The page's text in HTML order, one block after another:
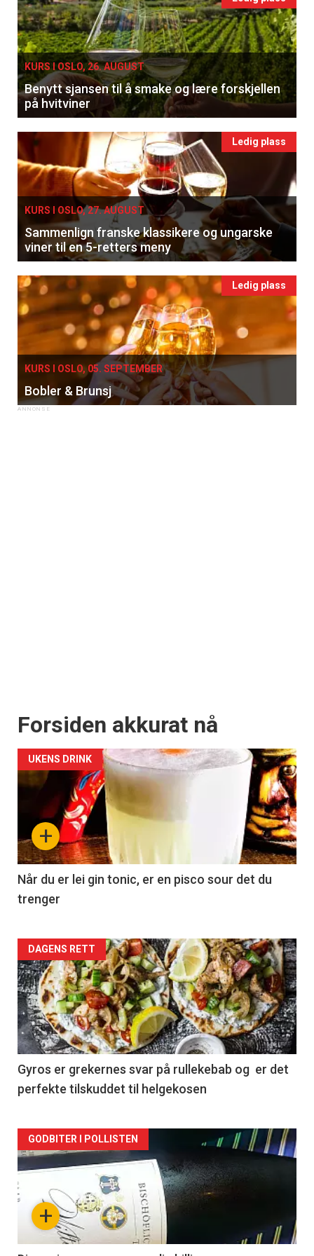
KURS I OSLO, 26. AUGUST
Benytt sjansen til å smake og lære forskjellen
på hvitviner
Ledig plass
KURS I OSLO, 27. AUGUST
Sammenlign franske klassikere og ungarske
viner til en 5-retters meny
Ledig plass
KURS I OSLO, 05. SEPTEMBER
Bobler & Brunsj
Forsiden akkurat nå
+
UKENS DRINK
Når du er lei gin tonic, er en pisco sour det du
trenger
Forsiden
akkurat
nå
-
2
DAGENS RETT
Gyros er grekernes svar på rullekebab og er det
perfekte tilskuddet til helgekosen
Forsiden
akkurat
nå+
GODBITER I POLLISTEN